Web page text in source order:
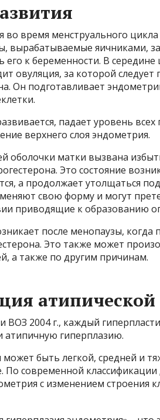
во время менструального
вырабатываемые яичниками,
его к беременности. В
овуляция, за которой
Он подготавливает
падает уровень
верхнего слоя эндометрия.
оболочки матки вызвана
Это состояние
а продолжает утолщаться
свою форму и могут
приводящие к образованию
после менопаузы, когда
Это также может
а также по другим причинам.
ВОЗ 2004 г., каждый
атипичную гиперплазию.
быть легкой, средней и
По современной классификации
с изменением строения